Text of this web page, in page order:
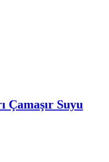
Çamaşır Suyu